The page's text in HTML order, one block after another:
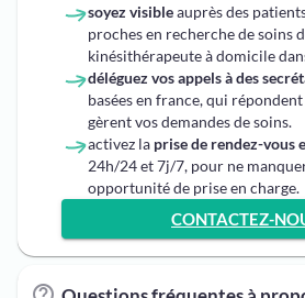
soyez visibleauprès des
proches en recherche de soins
kinésithérapeute à domicile
déléguez vos appels à des
basées en france, qui
gèrent vos demandes de soins.
activez la prise de rendez-vous
24h/24 et 7j/7, pour ne
opportunité de prise en charge.
CONTACTEZ-